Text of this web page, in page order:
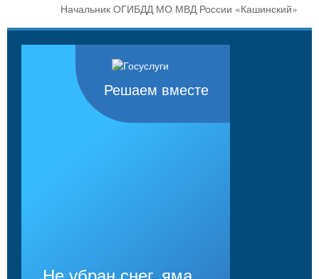
Начальник ОГИБДД МО МВД России «Кашинский»
Решаем вместе